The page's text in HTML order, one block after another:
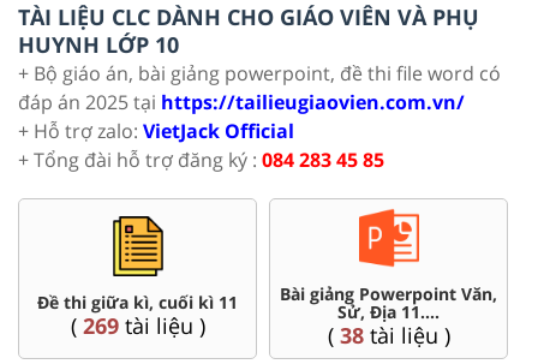
TÀI LIỆU CLC DÀNH CHO GIÁO VIÊN VÀ PHỤ
HUYNH LỚP 10
+ Bộ giáo án, bài giảng powerpoint, đề thi file word có
đáp án 2025 tại https://tailieugiaovien.com.vn/
+ Hỗ trợ zalo: VietJack Official
+ Tổng đài hỗ trợ đăng ký : 084 283 45 85
Đề thi giữa kì, cuối kì 11
( 269tài liệu )
Bài giảng Powerpoint Văn,
Sử, Địa 11....
( 38tài liệu )